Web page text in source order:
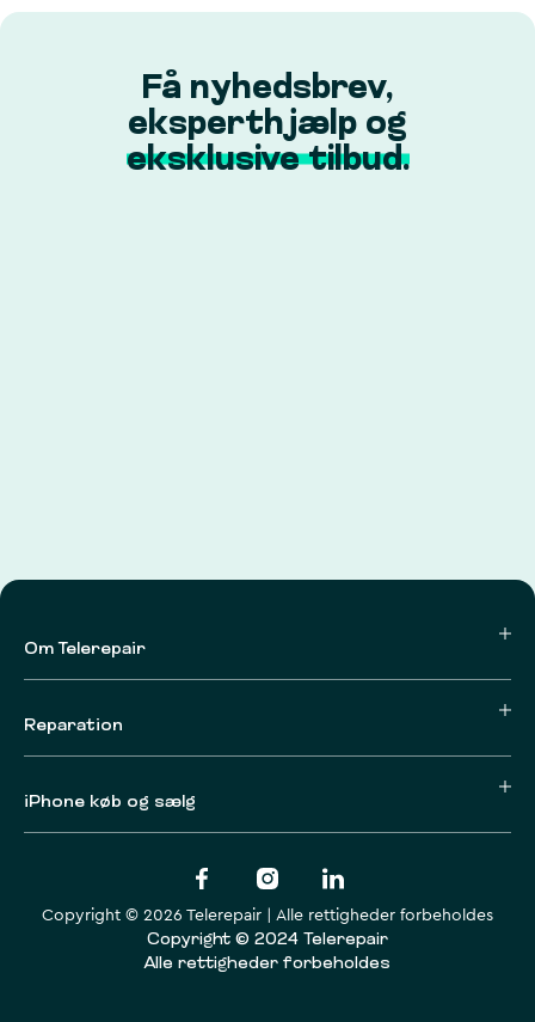
Få nyhedsbrev,
eksperthjælp og
eksklusive tilbud.
Om Telerepair
Reparation
iPhone køb og sælg
Copyright © 2026 Telerepair | Alle rettigheder forbeholdes
Copyright © 2024 Telerepair
Alle rettigheder forbeholdes